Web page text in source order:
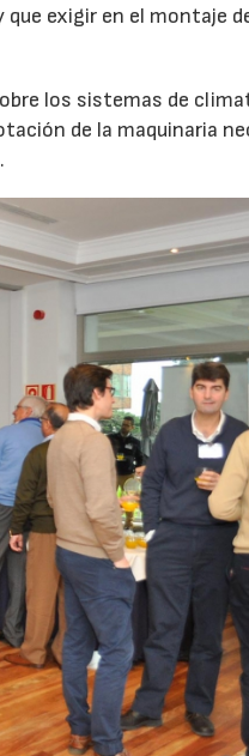
exigir en el montaje
los sistemas de
de la maquinaria